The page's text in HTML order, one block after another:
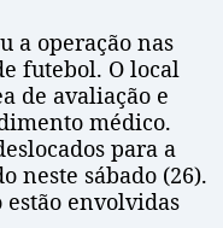
a operação nas
futebol. O local
de avaliação e
médico.
para a
neste sábado (26).
estão envolvidas